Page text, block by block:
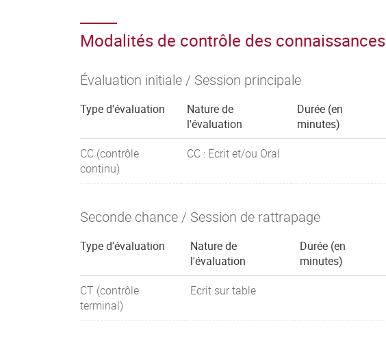
Modalités de contrôle des connaissances
Évaluation initiale / Session principale
Type d'évaluation
Nature de
l'évaluation
Durée (en
minutes)
CC (contrôle
continu)
CC : Ecrit et/ou Oral
Seconde chance / Session de rattrapage
Type d'évaluation
Nature de
l'évaluation
Durée (en
minutes)
CT (contrôle
terminal)
Ecrit sur table